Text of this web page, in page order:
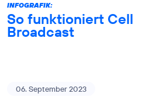
INFOGRAFIK:
So funktioniert Cell
Broadcast
06. September 2023